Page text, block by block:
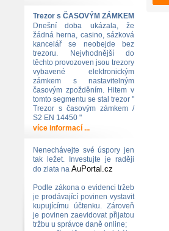
Trezor s ČASOVÝM ZÁMKEM
Dnešní doba ukázala, že
žádná herna, casino, sázková
kancelář se neobejde bez
trezoru. Nejvhodnější do
těchto provozoven jsou trezory
vybavené elektronickým
zámkem s nastavitelným
časovým zpožděním. Hitem v
tomto segmentu se stal trezor "
Trezor s časovým zámkem /
S2 EN 14450 "
více informací ...
Nenechávejte své úspory jen
tak ležet. Investujte je raději
do zlata na AuPortal.cz
Podle zákona o evidenci tržeb
je prodávající povinen vystavit
kupujícímu účtenku. Zároveň
je povinen zaevidovat přijatou
tržbu u správce daně online;